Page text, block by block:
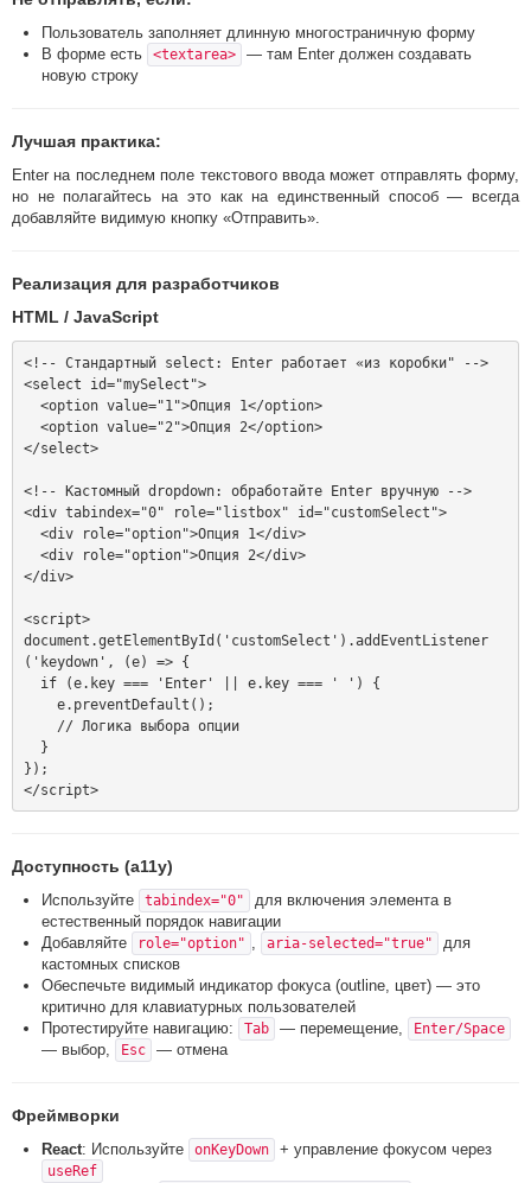
Пользователь заполняет длинную многостраничную форму
В форме есть
<textarea>
— там Enter должен создавать
новую строку
Лучшая практика:
Enter на последнем поле текстового ввода может отправлять форму,
но не полагайтесь на это как на единственный способ — всегда
добавляйте видимую кнопку «Отправить».
Реализация для разработчиков
HTML / JavaScript
<!-- Стандартный select: Enter работает «из коробки" -->
<select id="mySelect">
</select>
<!-- Кастомный dropdown: обработайте Enter вручную -->
<div tabindex="0" role="listbox" id="customSelect">
</div>
<script>
document.getElementById('customSelect').addEventListener
('keydown', (e) => {
});
</script>
Доступность (a11y)
Используйте tabindex="0"
для включения элемента в
естественный порядок навигации
Добавляйте
role="option" , aria-selected="true"
для
кастомных списков
Обеспечьте видимый индикатор фокуса (outline, цвет) — это
критично для клавиатурных пользователей
Протестируйте навигацию:
Tab — перемещение, Enter/Space
— выбор, Esc — отмена
Фреймворки
React: Используйте onKeyDown + управление фокусом через
useRef